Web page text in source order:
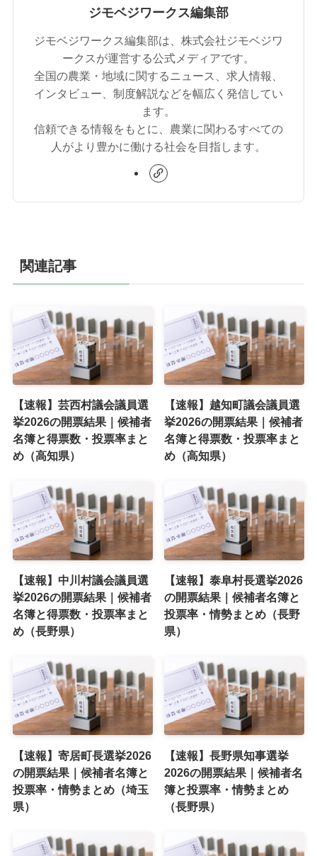
ジモベジワークス編集部
ジモベジワークス編集部は、株式会社ジモベジワ
ークスが運営する公式メディアです。
全国の農業・地域に関するニュース、求人情報、
インタビュー、制度解説などを幅広く発信してい
ます。
信頼できる情報をもとに、農業に関わるすべての
人がより豊かに働ける社会を目指します。
関連記事
【速報】芸西村議会議員選
挙2026の開票結果｜候補者
名簿と得票数・投票率まと
め（高知県）
【速報】越知町議会議員選
挙2026の開票結果｜候補者
名簿と得票数・投票率まと
め（高知県）
【速報】中川村議会議員選
挙2026の開票結果｜候補者
名簿と得票数・投票率まと
め（長野県）
【速報】泰阜村長選挙2026
の開票結果｜候補者名簿と
投票率・情勢まとめ（長野
県）
【速報】寄居町長選挙2026
の開票結果｜候補者名簿と
投票率・情勢まとめ（埼玉
県）
【速報】長野県知事選挙
2026の開票結果｜候補者名
簿と投票率・情勢まとめ
（長野県）